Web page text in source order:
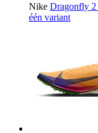
Nike Dragonfly 2
één variant